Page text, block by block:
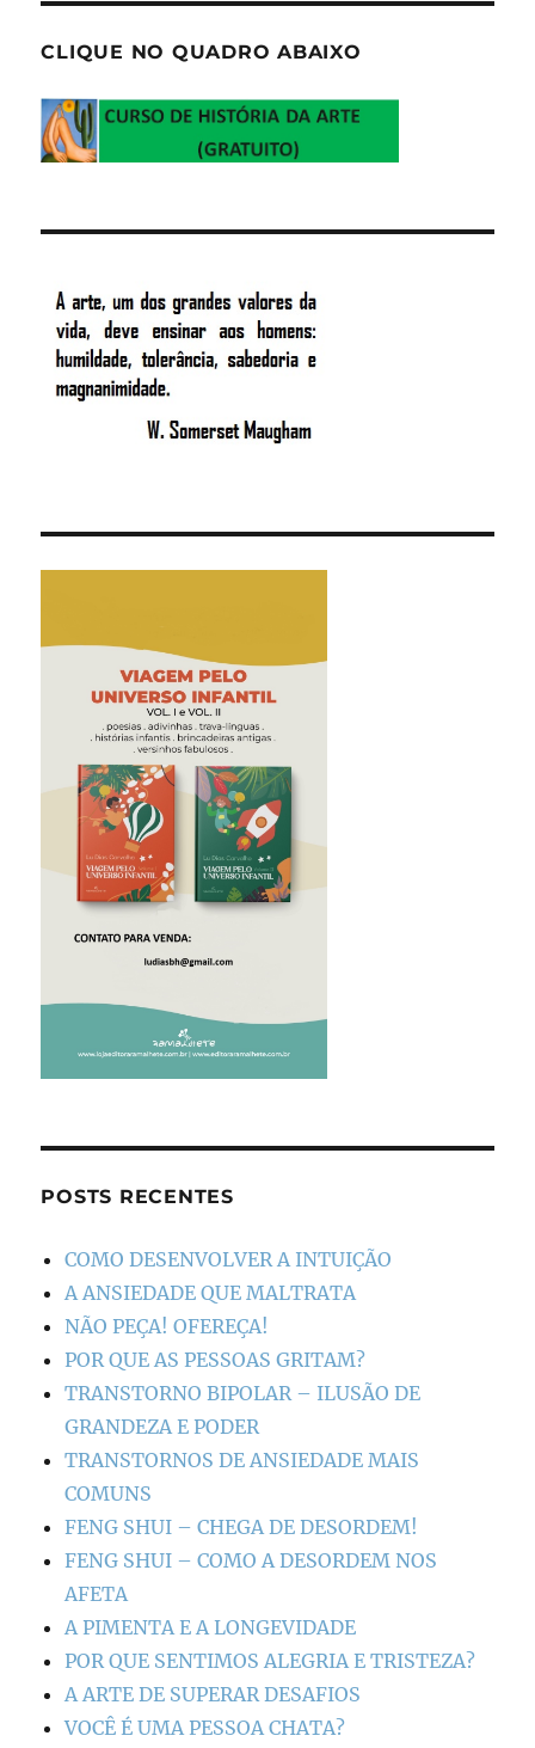
CLIQUE NO QUADRO ABAIXO
POSTS RECENTES
COMO DESENVOLVER A INTUIÇÃO
A ANSIEDADE QUE MALTRATA
NÃO PEÇA! OFEREÇA!
POR QUE AS PESSOAS GRITAM?
TRANSTORNO BIPOLAR – ILUSÃO DE
GRANDEZA E PODER
TRANSTORNOS DE ANSIEDADE MAIS
COMUNS
FENG SHUI – CHEGA DE DESORDEM!
FENG SHUI – COMO A DESORDEM NOS
AFETA
A PIMENTA E A LONGEVIDADE
POR QUE SENTIMOS ALEGRIA E TRISTEZA?
A ARTE DE SUPERAR DESAFIOS
VOCÊ É UMA PESSOA CHATA?